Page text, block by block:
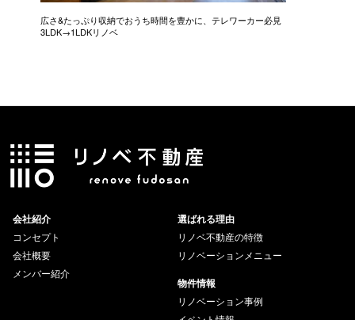
広さ&たっぷり収納でおうち時間を豊かに、テレワーカー必見
3LDK→1LDKリノベ
会社紹介
コンセプト
会社概要
メンバー紹介
選ばれる理由
リノベ不動産の特徴
リノベーションメニュー
物件情報
リノベーション事例